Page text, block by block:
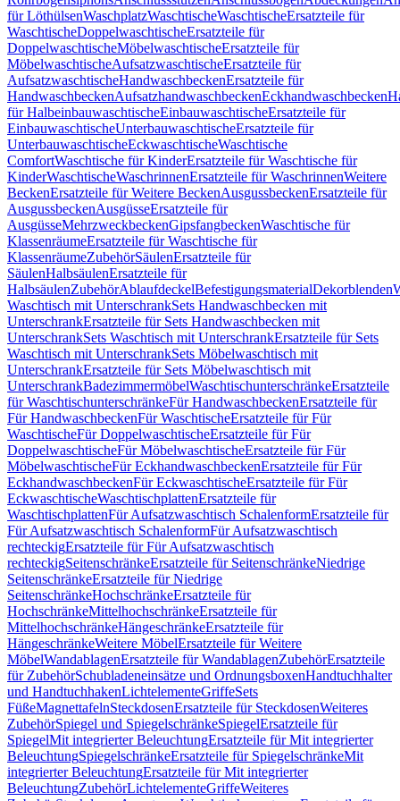
für LöthülsenWaschplatzWaschtischeWaschtischeErsatzteile für
WaschtischeDoppelwaschtischeErsatzteile für
DoppelwaschtischeMöbelwaschtischeErsatzteile für
MöbelwaschtischeAufsatzwaschtischeErsatzteile für
AufsatzwaschtischeHandwaschbeckenErsatzteile für
HandwaschbeckenAufsatzhandwaschbeckenEckhandwaschbecken
für HalbeinbauwaschtischeEinbauwaschtischeErsatzteile für
EinbauwaschtischeUnterbauwaschtischeErsatzteile für
UnterbauwaschtischeEckwaschtischeWaschtische
ComfortWaschtische für KinderErsatzteile für Waschtische für
KinderWaschtischeWaschrinnenErsatzteile für WaschrinnenWeitere
BeckenErsatzteile für Weitere BeckenAusgussbeckenErsatzteile für
AusgussbeckenAusgüsseErsatzteile für
AusgüsseMehrzweckbeckenGipsfangbeckenWaschtische für
KlassenräumeErsatzteile für Waschtische für
KlassenräumeZubehörSäulenErsatzteile für
SäulenHalbsäulenErsatzteile für
HalbsäulenZubehörAblaufdeckelBefestigungsmaterialDekorblenden
Waschtisch mit UnterschrankSets Handwaschbecken mit
UnterschrankErsatzteile für Sets Handwaschbecken mit
UnterschrankSets Waschtisch mit UnterschrankErsatzteile für Sets
Waschtisch mit UnterschrankSets Möbelwaschtisch mit
UnterschrankErsatzteile für Sets Möbelwaschtisch mit
UnterschrankBadezimmermöbelWaschtischunterschränkeErsatzteile
für WaschtischunterschränkeFür HandwaschbeckenErsatzteile für
Für HandwaschbeckenFür WaschtischeErsatzteile für Für
WaschtischeFür DoppelwaschtischeErsatzteile für Für
DoppelwaschtischeFür MöbelwaschtischeErsatzteile für Für
MöbelwaschtischeFür EckhandwaschbeckenErsatzteile für Für
EckhandwaschbeckenFür EckwaschtischeErsatzteile für Für
EckwaschtischeWaschtischplattenErsatzteile für
WaschtischplattenFür Aufsatzwaschtisch SchalenformErsatzteile für
Für Aufsatzwaschtisch SchalenformFür Aufsatzwaschtisch
rechteckigErsatzteile für Für Aufsatzwaschtisch
rechteckigSeitenschränkeErsatzteile für SeitenschränkeNiedrige
SeitenschränkeErsatzteile für Niedrige
SeitenschränkeHochschränkeErsatzteile für
HochschränkeMittelhochschränkeErsatzteile für
MittelhochschränkeHängeschränkeErsatzteile für
HängeschränkeWeitere MöbelErsatzteile für Weitere
MöbelWandablagenErsatzteile für WandablagenZubehörErsatzteile
für ZubehörSchubladeneinsätze und OrdnungsboxenHandtuchhalter
und HandtuchhakenLichtelementeGriffeSets
FüßeMagnettafelnSteckdosenErsatzteile für SteckdosenWeiteres
ZubehörSpiegel und SpiegelschränkeSpiegelErsatzteile für
SpiegelMit integrierter BeleuchtungErsatzteile für Mit integrierter
BeleuchtungSpiegelschränkeErsatzteile für SpiegelschränkeMit
integrierter BeleuchtungErsatzteile für Mit integrierter
BeleuchtungZubehörLichtelementeGriffeWeiteres